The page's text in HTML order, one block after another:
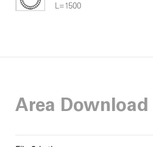
L=1500
Area Download